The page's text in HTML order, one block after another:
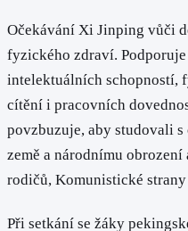
Očekávání Xi Jinping vůči
fyzického zdraví.
intelektuálních schopností,
cítění i pracovních
povzbuzuje, aby studovali
země a národnímu
rodičů, Komunistické
Při setkání se žáky